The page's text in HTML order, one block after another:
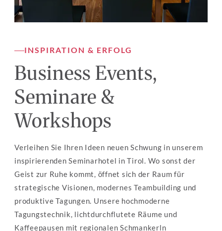
INSPIRATION & ERFOLG
Business Events,
Seminare &
Workshops
Verleihen Sie Ihren Ideen neuen Schwung in unserem
inspirierenden Seminarhotel in Tirol. Wo sonst der
Geist zur Ruhe kommt, öffnet sich der Raum für
strategische Visionen, modernes Teambuilding und
produktive Tagungen. Unsere hochmoderne
Tagungstechnik, lichtdurchflutete Räume und
Kaffeepausen mit regionalen Schmankerln